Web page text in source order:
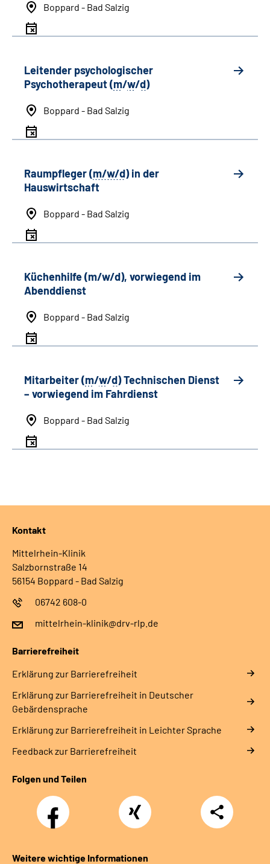
Boppard - Bad Salzig
Leitender psychologischer
Psychotherapeut (m/w/d)
Boppard - Bad Salzig
Raumpfleger (m/w/d) in der
Hauswirtschaft
Boppard - Bad Salzig
Küchenhilfe (m/w/d), vorwiegend im
Abenddienst
Boppard - Bad Salzig
Mitarbeiter (m/w/d) Technischen Dienst
– vorwiegend im Fahrdienst
Boppard - Bad Salzig
Kontakt
Mittelrhein-Klinik
Salzbornstraße 14
56154 Boppard - Bad Salzig
06742 608-0
mittelrhein-klinik@drv-rlp.de
Barrierefreiheit
Erklärung zur Barrierefreiheit
Erklärung zur Barrierefreiheit in Deutscher
Gebärdensprache
Erklärung zur Barrierefreiheit in Leichter Sprache
Feedback zur Barrierefreiheit
Folgen und Teilen
Facebook Xing
Teilen
Weitere wichtige Informationen